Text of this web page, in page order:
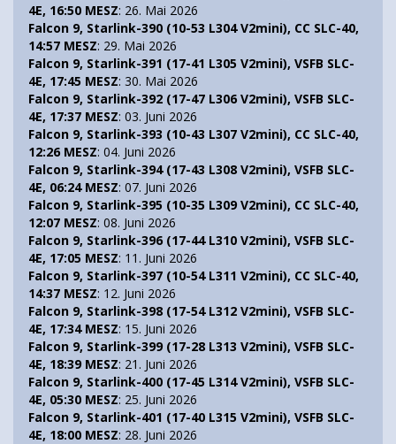
4E, 16:50 MESZ: 26. Mai 2026
Falcon 9, Starlink-390 (10-53 L304 V2mini), CC SLC-40,
14:57 MESZ: 29. Mai 2026
Falcon 9, Starlink-391 (17-41 L305 V2mini), VSFB SLC-
4E, 17:45 MESZ: 30. Mai 2026
Falcon 9, Starlink-392 (17-47 L306 V2mini), VSFB SLC-
4E, 17:37 MESZ: 03. Juni 2026
Falcon 9, Starlink-393 (10-43 L307 V2mini), CC SLC-40,
12:26 MESZ: 04. Juni 2026
Falcon 9, Starlink-394 (17-43 L308 V2mini), VSFB SLC-
4E, 06:24 MESZ: 07. Juni 2026
Falcon 9, Starlink-395 (10-35 L309 V2mini), CC SLC-40,
12:07 MESZ: 08. Juni 2026
Falcon 9, Starlink-396 (17-44 L310 V2mini), VSFB SLC-
4E, 17:05 MESZ: 11. Juni 2026
Falcon 9, Starlink-397 (10-54 L311 V2mini), CC SLC-40,
14:37 MESZ: 12. Juni 2026
Falcon 9, Starlink-398 (17-54 L312 V2mini), VSFB SLC-
4E, 17:34 MESZ: 15. Juni 2026
Falcon 9, Starlink-399 (17-28 L313 V2mini), VSFB SLC-
4E, 18:39 MESZ: 21. Juni 2026
Falcon 9, Starlink-400 (17-45 L314 V2mini), VSFB SLC-
4E, 05:30 MESZ: 25. Juni 2026
Falcon 9, Starlink-401 (17-40 L315 V2mini), VSFB SLC-
4E, 18:00 MESZ: 28. Juni 2026